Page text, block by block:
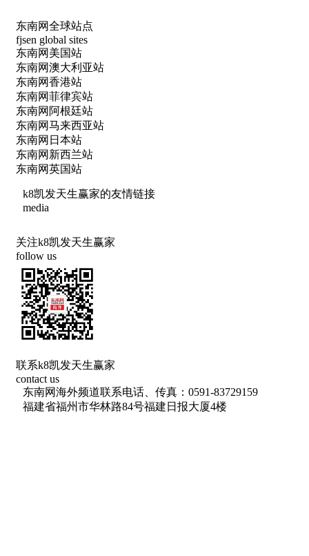
东南网全球站点
fjsen global sites
东南网美国站
东南网澳大利亚站
东南网香港站
东南网菲律宾站
东南网阿根廷站
东南网马来西亚站
东南网日本站
东南网新西兰站
东南网英国站
k8凯发天生赢家的友情链接
media
关注k8凯发天生赢家
follow us
联系k8凯发天生赢家
contact us
东南网海外频道联系电话、传真：0591-83729159
福建省福州市华林路84号福建日报大厦4楼